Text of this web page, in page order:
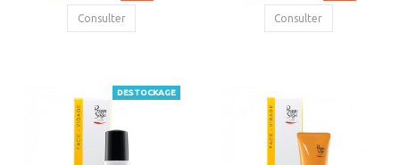
Consulter Consulter
DESTOCKAGE